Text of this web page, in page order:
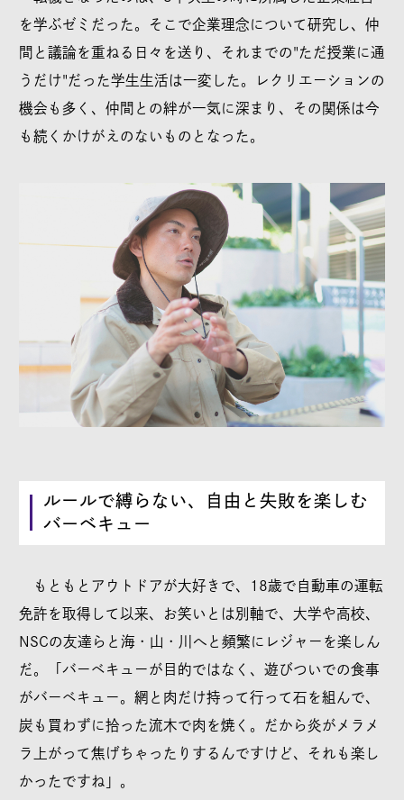
を学ぶゼミだった。そこで企業理念について研究し、仲
間と議論を重ねる日々を送り、それまでの"ただ授業に通
うだけ"だった学生生活は一変した。レクリエーションの
機会も多く、仲間との絆が一気に深まり、その関係は今
も続くかけがえのないものとなった。
ルールで縛らない、自由と失敗を楽しむ
バーベキュー
もともとアウトドアが大好きで、18歳で自動車の運転
免許を取得して以来、お笑いとは別軸で、大学や高校、
NSCの友達らと海・山・川へと頻繁にレジャーを楽しん
だ。「バーベキューが目的ではなく、遊びついでの食事
がバーベキュー。網と肉だけ持って行って石を組んで、
炭も買わずに拾った流木で肉を焼く。だから炎がメラメ
ラ上がって焦げちゃったりするんですけど、それも楽し
かったですね」。